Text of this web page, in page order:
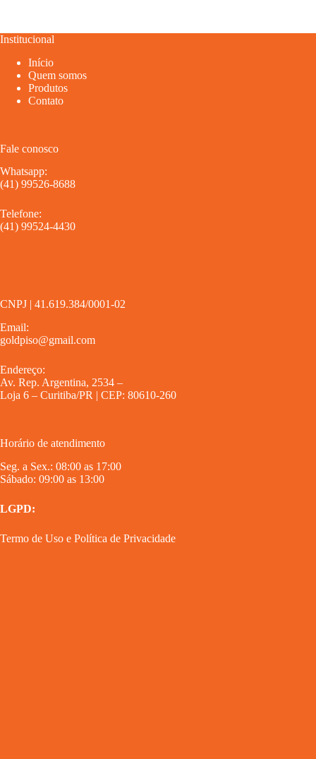
Institucional
Início
Quem somos
Produtos
Contato
Fale conosco
Whatsapp:
(41) 99526-8688
Telefone:
(41) 99524-4430
CNPJ | 41.619.384/0001-02
Email:
goldpiso@gmail.com
Endereço:
Av. Rep. Argentina, 2534 –
Loja 6 – Curitiba/PR | CEP: 80610-260
Horário de atendimento
Seg. a Sex.: 08:00 as 17:00
Sábado: 09:00 as 13:00
LGPD:
Termo de Uso e Política de Privacidade